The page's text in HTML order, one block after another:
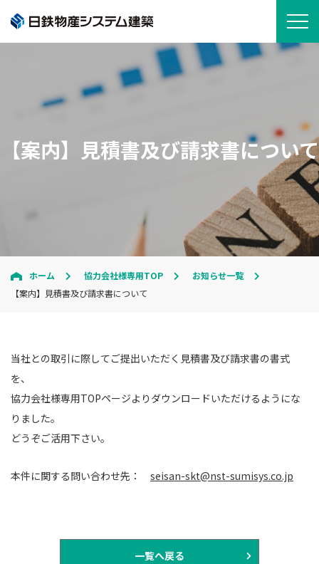
【案内】見積書及び請求書について
ホーム 協力会社様専用TOP
お知らせ一覧
【案内】見積書及び請求書について
当社との取引に際してご提出いただく見積書及び請求書の書式
を、
協力会社様専用TOPページよりダウンロードいただけるようにな
りました。
どうぞご活用下さい。
本件に関する問い合わせ先： seisan-skt@nst-sumisys.co.jp
一覧へ戻る